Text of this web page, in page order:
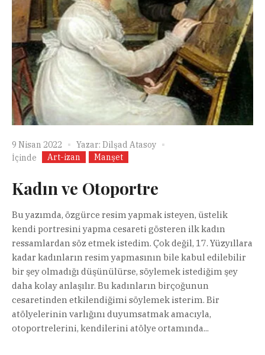
9 Nisan 2022 Yazar: Dilşad Atasoy
İçinde
Art-izan Manşet
Kadın ve Otoportre
Bu yazımda, özgürce resim yapmak isteyen, üstelik
kendi portresini yapma cesareti gösteren ilk kadın
ressamlardan söz etmek istedim. Çok değil, 17. Yüzyıllara
kadar kadınların resim yapmasının bile kabul edilebilir
bir şey olmadığı düşünülürse, söylemek istediğim şey
daha kolay anlaşılır. Bu kadınların birçoğunun
cesaretinden etkilendiğimi söylemek isterim. Bir
atölyelerinin varlığını duyumsatmak amacıyla,
otoportrelerini, kendilerini atölye ortamında...